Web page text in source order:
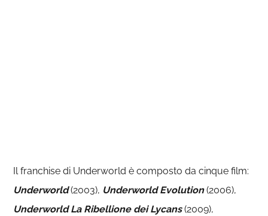
Il franchise di Underworld è composto da cinque film:
Underworld(2003), Underworld Evolution(2006),
Underworld La Ribellione dei Lycans(2009),